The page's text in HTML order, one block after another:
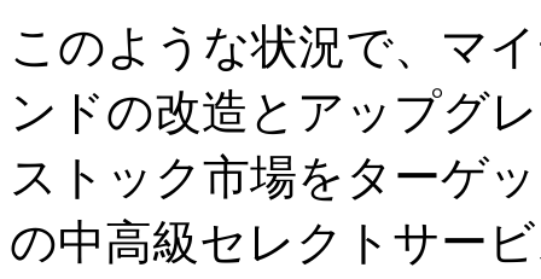
このような状況で、マ
ンドの改造とアップグ
ストック市場をターゲ
の中高級セレクトサー